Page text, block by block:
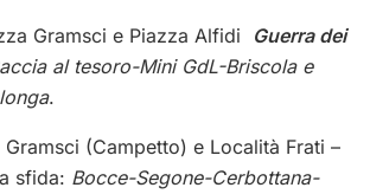
Gramsci e Piazza Alfidi Guerra dei
al tesoro-Mini GdL-Briscola e
.
Gramsci (Campetto) e Località Frati –
sfida: Bocce-Segone-Cerbottana-